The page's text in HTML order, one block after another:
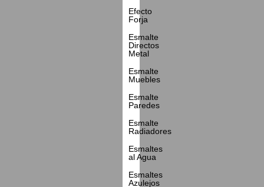
Efecto
Forja
Esmalte
Directos
Metal
Esmalte
Muebles
Esmalte
Paredes
Esmalte
Radiadores
Esmaltes
al Agua
Esmaltes
Azulejos